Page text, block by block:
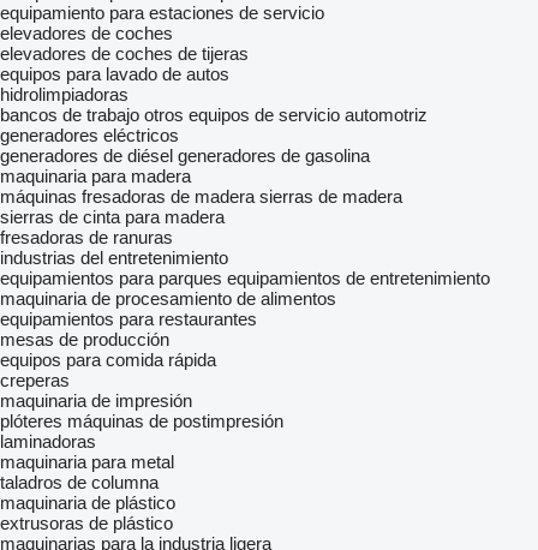
equipamiento para estaciones de servicio
elevadores de coches
elevadores de coches de tijeras
equipos para lavado de autos
hidrolimpiadoras
bancos de trabajo otros equipos de servicio automotriz
generadores eléctricos
generadores de diésel generadores de gasolina
maquinaria para madera
máquinas fresadoras de madera sierras de madera
sierras de cinta para madera
fresadoras de ranuras
industrias del entretenimiento
equipamientos para parques equipamientos de entretenimiento
maquinaria de procesamiento de alimentos
equipamientos para restaurantes
mesas de producción
equipos para comida rápida
creperas
maquinaria de impresión
plóteres máquinas de postimpresión
laminadoras
maquinaria para metal
taladros de columna
maquinaria de plástico
extrusoras de plástico
maquinarias para la industria ligera